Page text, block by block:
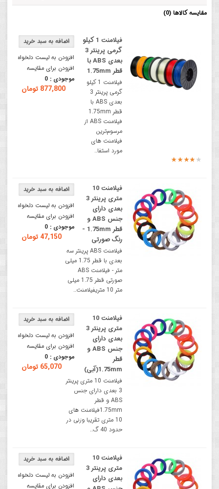
مقایسه کالاها (0)
افزودن به لیست دلخواه
افزودن برای مقایسه
موجودی : 0
877,800 تومان
فیلامنت 1 کیلو
گرمی پرینتر 3
بعدی ABS با
قطر 1.75mm
فیلامنت 1 کیلو
گرمی پرینتر 3
بعدی ABS با
قطر 1.75mm
فیلامنت ABS از
مرسوم‌ترین
فیلامنت های
مورد استفا..
افزودن به لیست دلخواه
افزودن برای مقایسه
موجودی : 0
47,150 تومان
فیلامنت 10
متری پرینتر 3
بعدی دارای
جنس ABS و
قطر 1.75mm -
رنگ صورتی
فیلامنت ABS پرینتر سه
بعدی با قطر 1.75 میلی
متر - فیلامنت ABS
صورتی قطر 1.75 میلی
متر 10 متریفیلامنت..
افزودن به لیست دلخواه
افزودن برای مقایسه
موجودی : 0
65,070 تومان
فیلامنت 10
متری پرینتر 3
بعدی دارای
جنس ABS و
قطر
1.75mm(آبی)
فیلامنت 10 متری پرینتر
3 بعدی دارای جنس
ABS و قطر
1.75mmفیلامنت های
10 متری تقریبا وزنی در
حدود 40 گ..
افزودن به لیست دلخواه
افزودن برای مقایسه
فیلامنت 10
متری پرینتر 3
بعدی دارای